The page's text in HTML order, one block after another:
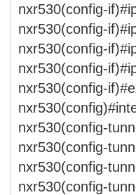
nxr530(config-
nxr530(config-
nxr530(config-
nxr530(config-
nxr530(config-
nxr530(config-
nxr530(config-
nxr530(config-
nxr530(config-